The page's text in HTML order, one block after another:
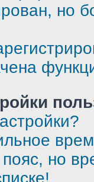
но
но